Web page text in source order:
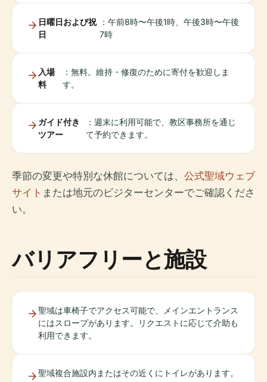
日曜日および祝
日
：午前8時〜午後1時、午後3時〜午後
7時
入場
料
：無料。維持・修復のために寄付を歓迎しま
す。
ガイド付き
ツアー
：週末に利用可能で、教区事務所を通じ
て予約できます。
季節の変更や特別な休館については、 公式聖域ウェブ
サイト または地元のビジターセンターでご確認くださ
い。
バリアフリーと施設
聖域は車椅子でアクセス可能で、メインエントランス
にはスロープがあります。リクエストに応じて介助も
利用できます。
聖域複合施設内またはその近くにトイレがあります。